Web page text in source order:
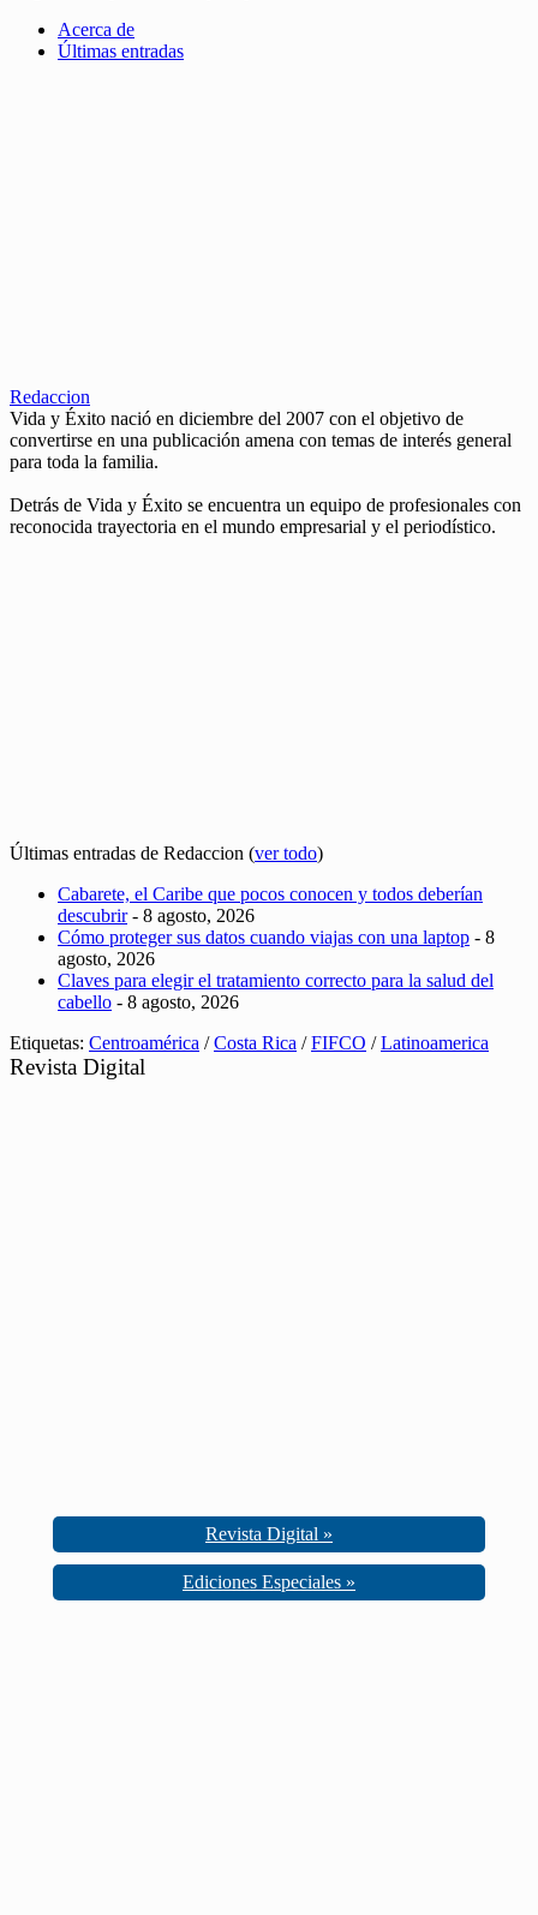
Acerca de
Últimas entradas
Redaccion
Vida y Éxito nació en diciembre del 2007 con el objetivo de
convertirse en una publicación amena con temas de interés general
para toda la familia.
Detrás de Vida y Éxito se encuentra un equipo de profesionales con
reconocida trayectoria en el mundo empresarial y el periodístico.
Últimas entradas de Redaccion (ver todo)
Cabarete, el Caribe que pocos conocen y todos deberían
descubrir- 8 agosto, 2026
Cómo proteger sus datos cuando viajas con una laptop - 8
agosto, 2026
Claves para elegir el tratamiento correcto para la salud del
cabello - 8 agosto, 2026
Etiquetas: Centroamérica /Costa Rica /FIFCO /Latinoamerica
Revista Digital
Revista Digital »
Ediciones Especiales »